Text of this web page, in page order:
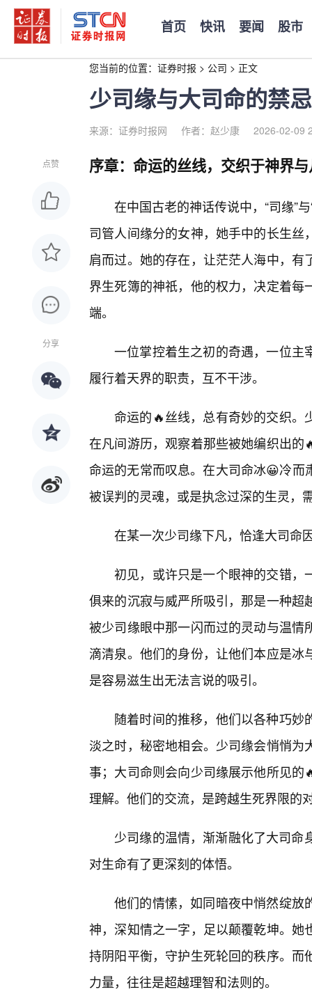
首页 快讯 要闻 股市
您当前的位置： 证券时报 > 公司 > 正文
少司缘与大司命的禁
来源：证券时报网 作者：赵少康 2026-02-09
点赞
分享
序章：命运的丝线，交织于神界
在中国古老的神话传说中，“司缘”
司管人间缘分的女神，她手中的长生
肩而过。她的存在，让茫茫人海中，
界生死簿的神祇，他的权力，决定着
端。
一位掌控着生之初的奇遇，一位主
履行着天界的职责，互不干涉。
命运的🔥丝线，总有奇妙的交织。
在凡间游历，观察着那些被她编织出
命运的无常而叹息。在大司命冰😀冷
被误判的灵魂，或是执念过深的生灵，
在某一次少司缘下凡，恰逢大司命
初见，或许只是一个眼神的交错，
俱来的沉寂与威严所吸引，那是一种
被少司缘眼中那一闪而过的灵动与温
滴清泉。他们的身份，让他们本应是
是容易滋生出无法言说的吸引。
随着时间的推移，他们以各种巧
淡之时，秘密地相会。少司缘会悄悄
事；大司命则会向少司缘展示他所见
理解。他们的交流，是跨越生死界限的
少司缘的温情，渐渐融化了大司
对生命有了更深刻的体悟。
他们的情愫，如同暗夜中悄然绽放
神，深知情之一字，足以颠覆乾坤。
持阴阳平衡，守护生死轮回的秩序。
力量，往往是超越理智和法则的。